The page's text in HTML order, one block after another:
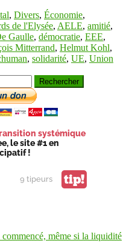
, Divers, Économie,
de l'Elysée, AELE, amitié,
Gaulle, démocratie, EEE,
Mitterrand, Helmut Kohl,
, solidarité, UE, Union
systémique
le site #1 en
!
9 tipeurs tip!
même si la liquidité